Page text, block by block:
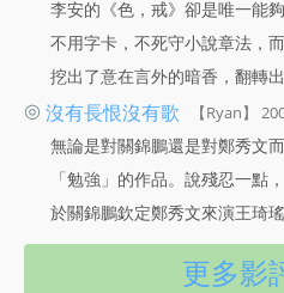
李安的《色，戒》卻是唯一能
不用字卡，不死守小說章法，
挖出了意在言外的暗香，翻轉
◎ 沒有長恨沒有歌 【Ryan】
無論是對關錦鵬還是對鄭秀文
「勉強」的作品。說殘忍一點
於關錦鵬欽定鄭秀文來演王琦瑤
更多影